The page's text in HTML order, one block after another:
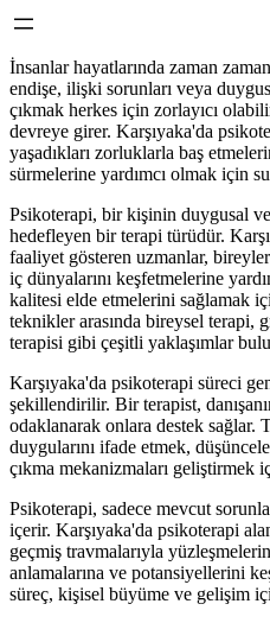
İnsanlar hayatlarında zaman
endişe, ilişki sorunları veya
çıkmak herkes için zorlayıcı
devreye girer. Karşıyaka'da
yaşadıkları zorluklarla baş
sürmelerine yardımcı olmak için
Psikoterapi, bir kişinin duygusal
hedefleyen bir terapi türüdür.
faaliyet gösteren uzmanlar,
iç dünyalarını keşfetmelerine
kalitesi elde etmelerini sağlamak
teknikler arasında bireysel terapi,
terapisi gibi çeşitli yaklaşımlar
Karşıyaka'da psikoterapi süreci
şekillendirilir. Bir terapist,
odaklanarak onlara destek sağlar.
duygularını ifade etmek,
çıkma mekanizmaları geliştirmek
Psikoterapi, sadece mevcut
içerir. Karşıyaka'da psikoterapi
geçmiş travmalarıyla
anlamalarına ve potansiyellerini
süreç, kişisel büyüme ve gelişim